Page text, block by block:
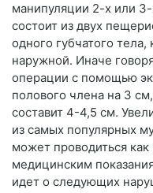
манипуляции 2-х или
состоит из двух
одного губчатого
наружной. Иначе
операции с помощью
полового члена на 3
составит 4-4,5 см.
из самых популярных
может проводиться
медицинским
идет о следующих